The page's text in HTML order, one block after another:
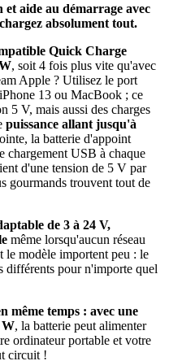
aide au démarrage avec
absolument tout.
Quick Charge
, soit 4 fois plus vite qu'avec
Apple ? Utilisez le port
13 ou MacBook ; ce
5 V, mais aussi des charges
puissance allant jusqu'à
la batterie d'appoint
chargement USB à chaque
d'une tension de 5 V par
gourmands trouvent tout de
de 3 à 24 V,
même lorsqu'aucun réseau
le modèle importent peu : le
différents pour n'importe quel
même temps : avec une
W, la batterie peut alimenter
ordinateur portable et votre
circuit !